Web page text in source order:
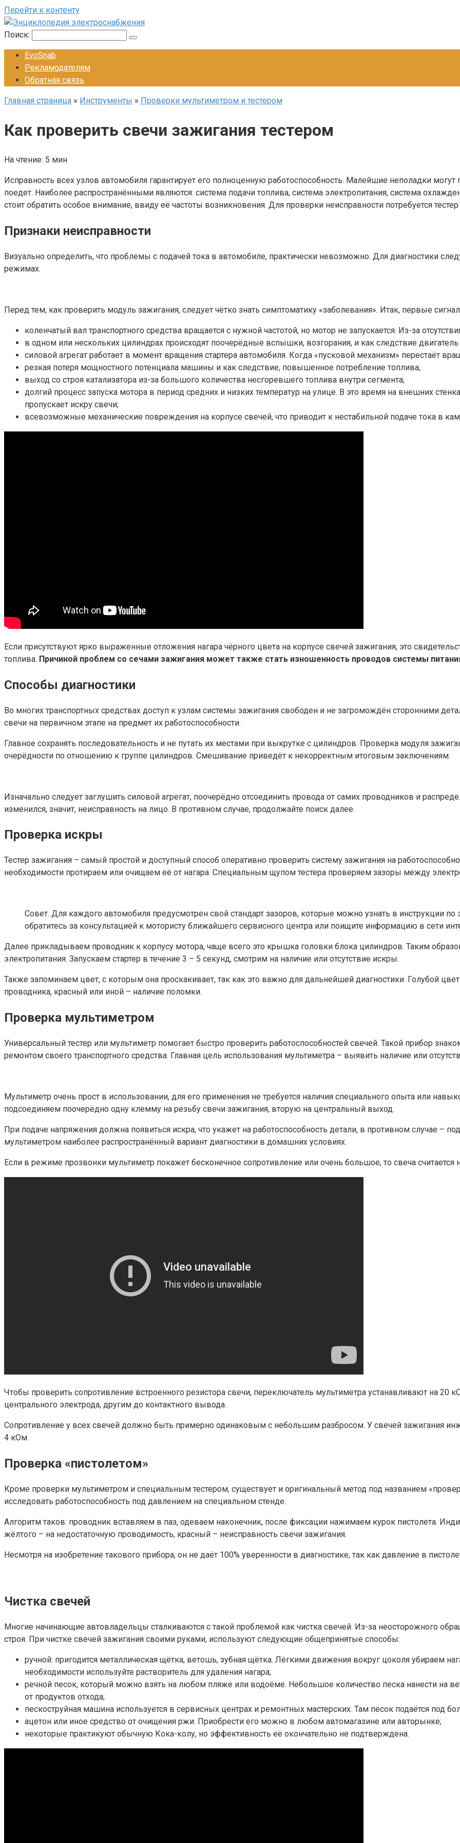
Перейти к контенту
Поиск:
EvoSnab
Рекламодателям
Обратная связь
Главная страница » Инструменты » Проверки мультиметром и тестером
Как проверить свечи зажигания тестером
На чтение: 5 мин
Исправность всех узлов автомобиля гарантирует его полноценную работоспособность. Малейшие неполадки
поедет. Наиболее распространёнными являются: система подачи топлива, система электропитания, система
стоит обратить особое внимание, ввиду её частоты возникновения. Для проверки неисправности потребуется
Признаки неисправности
Визуально определить, что проблемы с подачей тока в автомобиле, практически невозможно. Для диагностики
режимах.
Перед тем, как проверить модуль зажигания, следует чётко знать симптоматику «заболевания». Итак, первые
коленчатый вал транспортного средства вращается с нужной частотой, но мотор не запускается. Из-за
в одном или нескольких цилиндрах происходят поочерёдные вспышки, возгорания, и как следствие двигатель
силовой агрегат работает в момент вращения стартера автомобиля. Когда «пусковой механизм» перестаёт
резкая потеря мощностного потенциала машины и как следствие, повышенное потребление топлива;
выход со строя катализатора из-за большого количества несгоревшего топлива внутри сегмента;
долгий процесс запуска мотора в период средних и низких температур на улице. В это время на внешних
пропускает искру свечи;
всевозможные механические повреждения на корпусе свечей, что приводит к нестабильной подаче тока в
Если присутствуют ярко выраженные отложения нагара чёрного цвета на корпусе свечей зажигания, это
топлива. Причиной проблем со сечами зажигания может также стать изношенность проводов системы
Способы диагностики
Во многих транспортных средствах доступ к узлам системы зажигания свободен и не загромождён сторонними
свечи на первичном этапе на предмет их работоспособности.
Главное сохранять последовательность и не путать их местами при выкрутке с цилиндров. Проверка модуля
очерёдности по отношению к группе цилиндров. Смешивание приведёт к некорректным итоговым заключениям.
Изначально следует заглушить силовой агрегат, поочерёдно отсоединить провода от самих проводников и
изменился, значит, неисправность на лицо. В противном случае, продолжайте поиск далее.
Проверка искры
Тестер зажигания – самый простой и доступный способ оперативно проверить систему зажигания на
необходимости протираем или очищаем её от нагара. Специальным щупом тестера проверяем зазоры между
Совет. Для каждого автомобиля предусмотрен свой стандарт зазоров, которые можно узнать в инструкции по
обратитесь за консультацией к мотористу ближайшего сервисного центра или поищите информацию в сети
Далее прикладываем проводник к корпусу мотора, чаще всего это крышка головки блока цилиндров. Таким
электропитания. Запускаем стартер в течение 3 – 5 секунд, смотрим на наличие или отсутствие искры.
Также запоминаем цвет, с которым она проскакивает, так как это важно для дальнейшей диагностики. Голубой
проводника, красный или иной – наличие поломки.
Проверка мультиметром
Универсальный тестер или мультиметр помогает быстро проверить работоспособностей свечей. Такой прибор
ремонтом своего транспортного средства. Главная цель использования мультиметра – выявить наличие или
Мультиметр очень прост в использовании, для его применения не требуется наличия специального опыта или
подсоединяем поочерёдно одну клемму на резьбу свечи зажигания, вторую на центральный выход.
При подаче напряжения должна появиться искра, что укажет на работоспособность детали, в противном случае –
мультиметром наиболее распространённый вариант диагностики в домашних условиях.
Если в режиме прозвонки мультиметр покажет бесконечное сопротивление или очень большое, то свеча считается
Чтобы проверить сопротивление встроенного резистора свечи, переключатель мультиметра устанавливают на
центрального электрода, другим до контактного вывода.
Сопротивление у всех свечей должно быть примерно одинаковым с небольшим разбросом. У свечей зажигания
4 кОм.
Проверка «пистолетом»
Кроме проверки мультиметром и специальным тестером, существует и оригинальный метод под названием
исследовать работоспособность под давлением на специальном стенде.
Алгоритм таков: проводник вставляем в паз, одеваем наконечник, после фиксации нажимаем курок пистолета.
жёлтого – на недостаточную проводимость, красный – неисправность свечи зажигания.
Несмотря на изобретение такового прибора, он не даёт 100% уверенности в диагностике, так как давление в
Чистка свечей
Многие начинающие автовладельцы сталкиваются с такой проблемой как чистка свечей. Из-за неосторожного
строя. При чистке свечей зажигания своими руками, используют следующие общепринятые способы:
ручной: пригодится металлическая щётка, ветошь, зубная щётка. Лёгкими движения вокруг цоколя убираем
необходимости используйте растворитель для удаления нагара;
речной песок, который можно взять на любом пляже или водоёме. Небольшое количество песка нанести на
от продуктов отхода;
пескоструйная машина используется в сервисных центрах и ремонтных мастерских. Там песок подаётся
ацетон или иное средство от очищения ржи. Приобрести его можно в любом автомагазине или авторынке;
некоторые практикуют обычную Кока-колу, но эффективность её окончательно не подтверждена.